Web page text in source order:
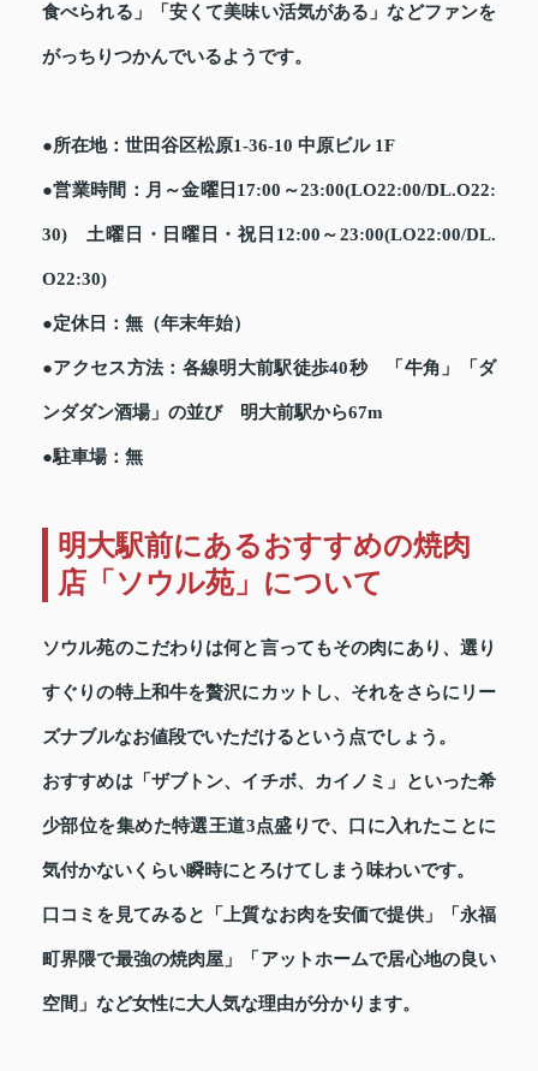
食べられる」「安くて美味い活気がある」などファンを
がっちりつかんでいるようです。
●所在地：世田谷区松原1-36-10 中原ビル 1F
●営業時間：月～金曜日17:00～23:00(LO22:00/DL.O22:
30) 土曜日・日曜日・祝日12:00～23:00(LO22:00/DL.
O22:30)
●定休日：無（年末年始）
●アクセス方法：各線明大前駅徒歩40秒 「牛角」「ダ
ンダダン酒場」の並び 明大前駅から67m
●駐車場：無
明大駅前にあるおすすめの焼肉
店「ソウル苑」について
ソウル苑のこだわりは何と言ってもその肉にあり、選り
すぐりの特上和牛を贅沢にカットし、それをさらにリー
ズナブルなお値段でいただけるという点でしょう。
おすすめは「ザブトン、イチボ、カイノミ」といった希
少部位を集めた特選王道3点盛りで、口に入れたことに
気付かないくらい瞬時にとろけてしまう味わいです。
口コミを見てみると「上質なお肉を安価で提供」「永福
町界隈で最強の焼肉屋」「アットホームで居心地の良い
空間」など女性に大人気な理由が分かります。